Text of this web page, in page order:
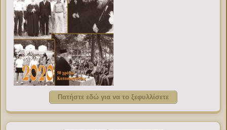
Πατήστε εδώ για να το ξεφυλλίσετε